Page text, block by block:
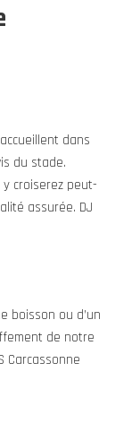
dans
du stade.
croiserez peut-
assurée. DJ
boisson ou d’un
de notre
Carcassonne